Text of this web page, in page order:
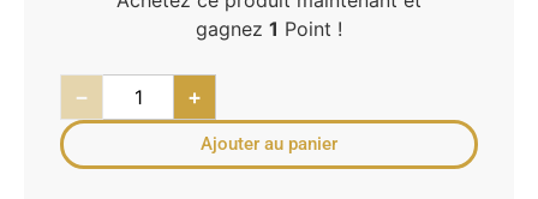
gagnez 1 Point !
− +
Ajouter au panier